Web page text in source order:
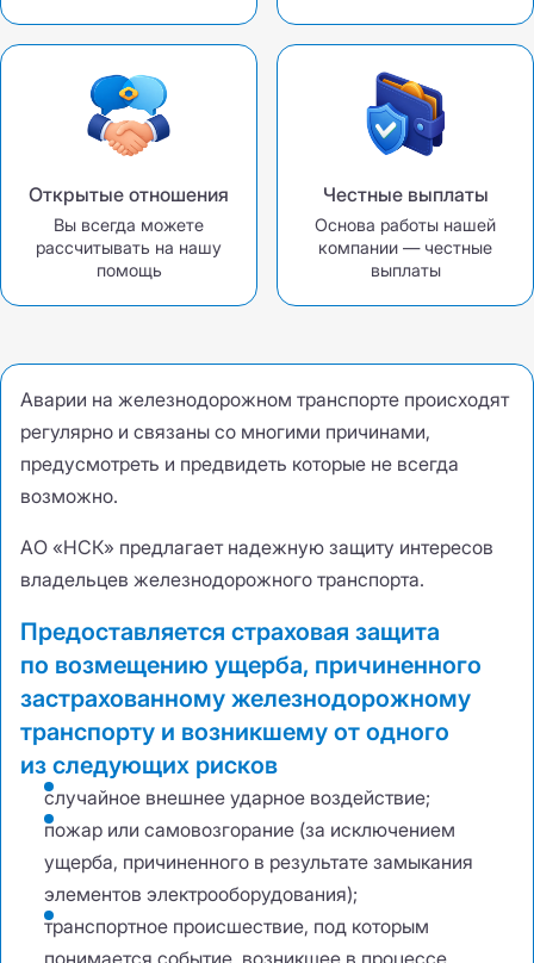
Открытые отношения
Вы всегда можете
рассчитывать на нашу
помощь
Честные выплаты
Основа работы нашей
компании — честные
выплаты
Аварии на железнодорожном транспорте происходят
регулярно и связаны со многими причинами,
предусмотреть и предвидеть которые не всегда
возможно.
АО «НСК» предлагает надежную защиту интересов
владельцев железнодорожного транспорта.
Предоставляется страховая защита
по возмещению ущерба, причиненного
застрахованному железнодорожному
транспорту и возникшему от одного
из следующих рисков
случайное внешнее ударное воздействие;
пожар или самовозгорание (за исключением
ущерба, причиненного в результате замыкания
элементов электрооборудования);
транспортное происшествие, под которым
понимается событие возникшее в процессе